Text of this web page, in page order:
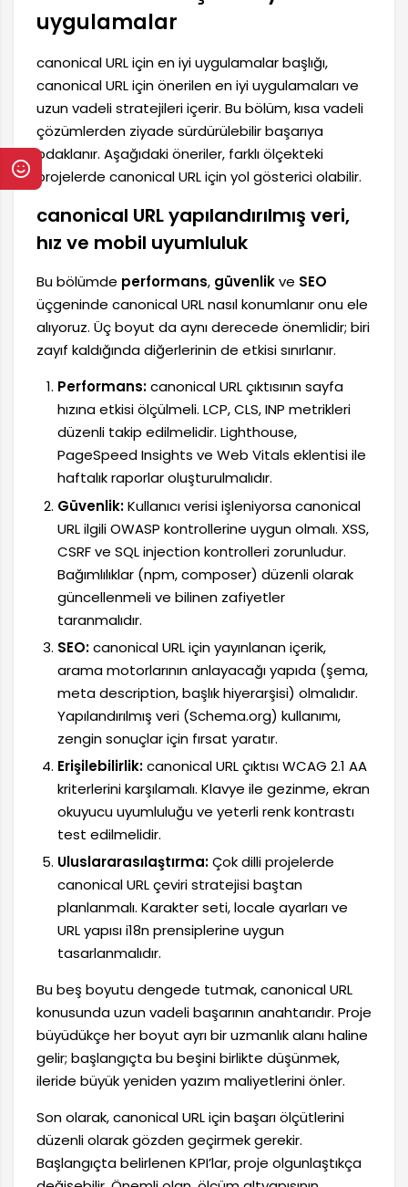
uygulamalar
canonical URL için en iyi uygulamalar başlığı,
canonical URL için önerilen en iyi uygulamaları ve
uzun vadeli stratejileri içerir. Bu bölüm, kısa vadeli
çözümlerden ziyade sürdürülebilir başarıya
odaklanır. Aşağıdaki öneriler, farklı ölçekteki
projelerde canonical URL için yol gösterici olabilir.
canonical URL yapılandırılmış veri,
hız ve mobil uyumluluk
Bu bölümde performans, güvenlikve SEO
üçgeninde canonical URL nasıl konumlanır onu ele
alıyoruz. Üç boyut da aynı derecede önemlidir; biri
zayıf kaldığında diğerlerinin de etkisi sınırlanır.
Performans:canonical URL çıktısının sayfa
hızına etkisi ölçülmeli. LCP, CLS, INP metrikleri
düzenli takip edilmelidir. Lighthouse,
PageSpeed Insights ve Web Vitals eklentisi ile
haftalık raporlar oluşturulmalıdır.
Güvenlik:Kullanıcı verisi işleniyorsa canonical
URL ilgili OWASP kontrollerine uygun olmalı. XSS,
CSRF ve SQL injection kontrolleri zorunludur.
Bağımlılıklar (npm, composer) düzenli olarak
güncellenmeli ve bilinen zafiyetler
taranmalıdır.
SEO:canonical URL için yayınlanan içerik,
arama motorlarının anlayacağı yapıda (şema,
meta description, başlık hiyerarşisi) olmalıdır.
Yapılandırılmış veri (Schema.org) kullanımı,
zengin sonuçlar için fırsat yaratır.
Erişilebilirlik:canonical URL çıktısı WCAG 2.1 AA
kriterlerini karşılamalı. Klavye ile gezinme, ekran
okuyucu uyumluluğu ve yeterli renk kontrastı
test edilmelidir.
Uluslararasılaştırma:Çok dilli projelerde
canonical URL çeviri stratejisi baştan
planlanmalı. Karakter seti, locale ayarları ve
URL yapısı i18n prensiplerine uygun
tasarlanmalıdır.
Bu beş boyutu dengede tutmak, canonical URL
konusunda uzun vadeli başarının anahtarıdır. Proje
büyüdükçe her boyut ayrı bir uzmanlık alanı haline
gelir; başlangıçta bu beşini birlikte düşünmek,
ileride büyük yeniden yazım maliyetlerini önler.
Son olarak, canonical URL için başarı ölçütlerini
düzenli olarak gözden geçirmek gerekir.
Başlangıçta belirlenen KPI’lar, proje olgunlaştıkça